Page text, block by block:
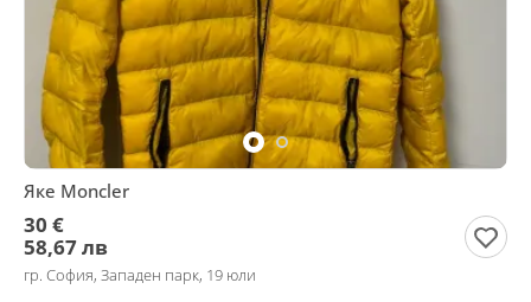
Яке Moncler
30 €
58,67 лв
гр. София, Западен парк, 19 юли